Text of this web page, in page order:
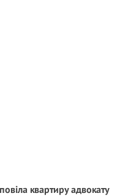
квартиру адвокату